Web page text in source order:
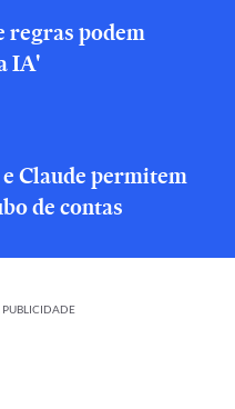
regras podem
IA'
Claude permitem
de contas